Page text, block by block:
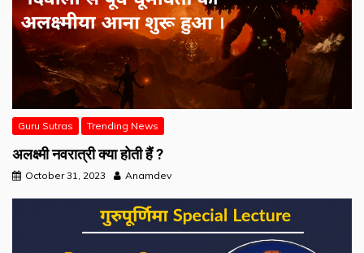
Guru Sutras Trending News
अलक्ष्मी नवरात्री क्या होती हैं ?
October 31, 2023 Anamdev